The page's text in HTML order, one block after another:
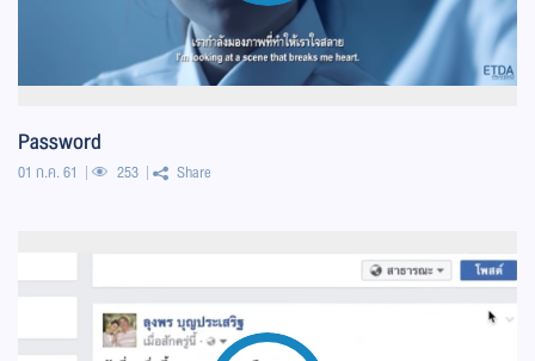
Password
01 ก.ค. 61 253 Share